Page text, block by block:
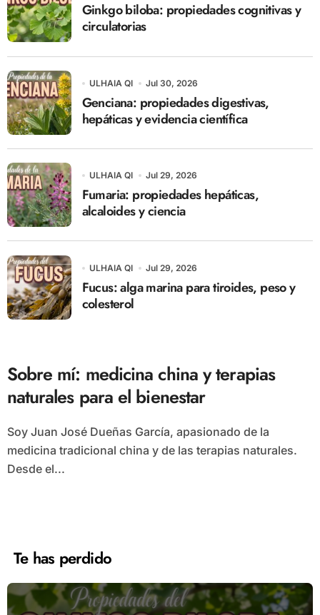
Ginkgo biloba: propiedades cognitivas y
circulatorias
ULHAIA QI Jul 30, 2026
Genciana: propiedades digestivas,
hepáticas y evidencia científica
ULHAIA QI Jul 29, 2026
Fumaria: propiedades hepáticas,
alcaloides y ciencia
ULHAIA QI Jul 29, 2026
Fucus: alga marina para tiroides, peso y
colesterol
Sobre mí: medicina china y terapias
naturales para el bienestar
Soy Juan José Dueñas García, apasionado de la
medicina tradicional china y de las terapias naturales.
Desde el...
Te has perdido